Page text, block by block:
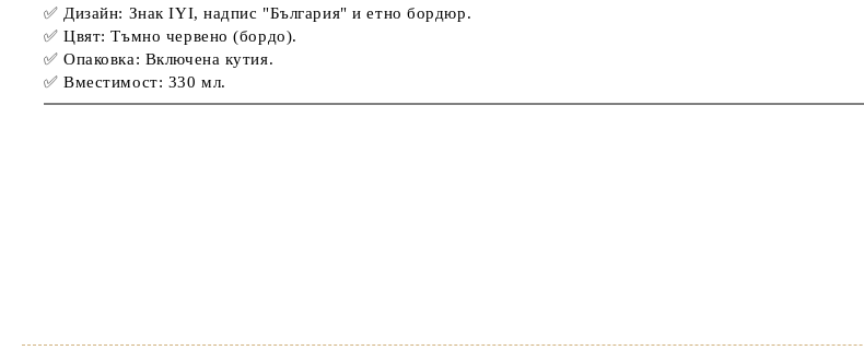
✅ Дизайн: Знак IYI, надпис "България" и етно бордюр.
✅ Цвят: Тъмно червено (бордо).
✅ Опаковка: Включена кутия.
✅ Вместимост: 330 мл.